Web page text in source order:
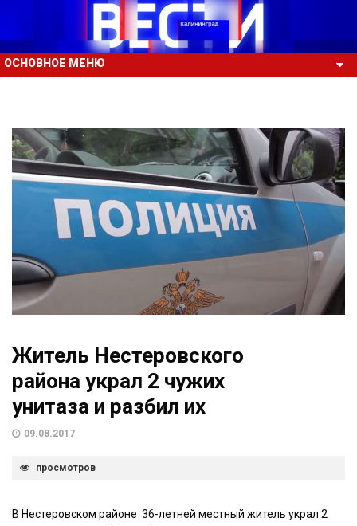
ОСНОВНОЕ МЕНЮ
Житель Нестеровского
района украл 2 чужих
унитаза и разбил их
09.08.2017
просмотров
В Нестеровском районе 36-летней местный житель украл 2